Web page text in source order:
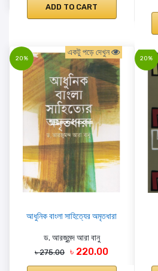
ADD TO CART
20%
একটু পড়ে দেখুন
আধুনিক বাংলা সাহিত্যের অমৃতধারা
ড. আরজুমন্দ আরা বানু
৳ 275.00 ৳ 220.00
20%